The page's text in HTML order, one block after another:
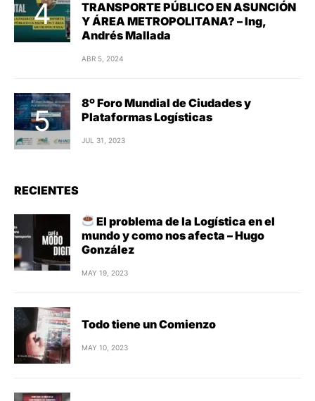
TRANSPORTE PÚBLICO EN ASUNCIÓN
Y ÁREA METROPOLITANA? – Ing,
Andrés Mallada
ABR 5, 2024
8º Foro Mundial de Ciudades y
Plataformas Logísticas
JUL 31, 2023
RECIENTES
El problema de la Logística en el
mundo y como nos afecta – Hugo
González
MAY 19, 2023
Todo tiene un Comienzo
MAY 10, 2023